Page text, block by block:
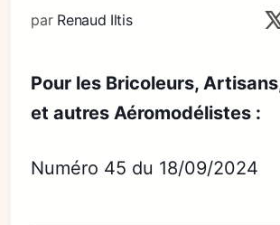
par Renaud Iltis
Pour les Bricoleurs,
et autres Aéromodélistes :
Numéro 45 du 18/09/2024